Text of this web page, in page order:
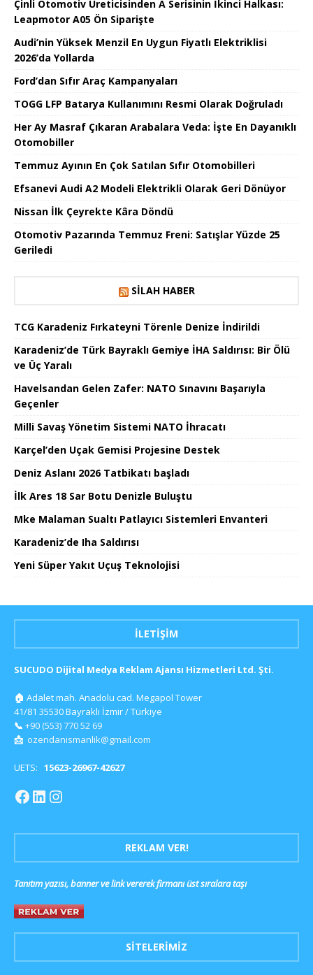
Çinli Otomotiv Üreticisinden A Serisinin İkinci Halkası:
Leapmotor A05 Ön Siparişte
Audi’nin Yüksek Menzil En Uygun Fiyatlı Elektriklisi
2026’da Yollarda
Ford’dan Sıfır Araç Kampanyaları
TOGG LFP Batarya Kullanımını Resmi Olarak Doğruladı
Her Ay Masraf Çıkaran Arabalara Veda: İşte En Dayanıklı
Otomobiller
Temmuz Ayının En Çok Satılan Sıfır Otomobilleri
Efsanevi Audi A2 Modeli Elektrikli Olarak Geri Dönüyor
Nissan İlk Çeyrekte Kâra Döndü
Otomotiv Pazarında Temmuz Freni: Satışlar Yüzde 25
Geriledi
SILAH HABER
TCG Karadeniz Fırkateyni Törenle Denize İndirildi
Karadeniz’de Türk Bayraklı Gemiye İHA Saldırısı: Bir Ölü
ve Üç Yaralı
Havelsandan Gelen Zafer: NATO Sınavını Başarıyla
Geçenler
Milli Savaş Yönetim Sistemi NATO İhracatı
Karçel’den Uçak Gemisi Projesine Destek
Deniz Aslanı 2026 Tatbikatı başladı
İlk Ares 18 Sar Botu Denizle Buluştu
Mke Malaman Sualtı Patlayıcı Sistemleri Envanteri
Karadeniz’de Iha Saldırısı
Yeni Süper Yakıt Uçuş Teknolojisi
İLETIŞIM
SUCUDO Dijital Medya Reklam Ajansı Hizmetleri Ltd. Şti.
🏠 Adalet mah. Anadolu cad. Megapol Tower
41/81 35530 Bayraklı İzmir / Türkiye
📞 +90 (553) 770 52 69
📩 ozendanismanlik@gmail.com
UETS: 15623-26967-42627
REKLAM VER!
Tanıtım yazısı, banner ve link vererek firmanı üst sıralara taşı
SITELERIMIZ